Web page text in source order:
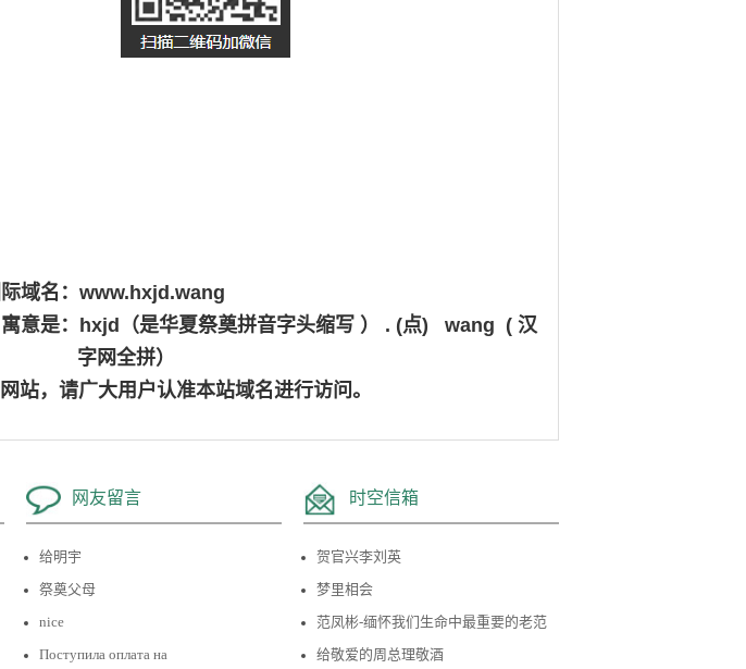
域名： www.hxjd.wang
意是：hxjd（是华夏祭奠拼音字头缩写 ） . (点) wang ( 汉
全拼）
，请广大用户认准本站域名进行访问。
网友留言
给明宇
祭奠父母
nice
Поступила оплата на
时空信箱
贺官兴李刘英
梦里相会
范凤彬-缅怀我们生命中最重要的老范
给敬爱的周总理敬酒